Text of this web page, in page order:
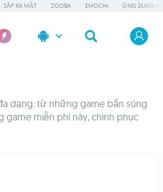
SẮP RA MẮT ZOOBA EMOCHI ỨNG DỤNG AI
dạng: từ những game bắn súng
miễn phí này, chinh phục